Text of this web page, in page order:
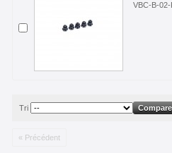
VBC-B-02-
Tri
« Précédent